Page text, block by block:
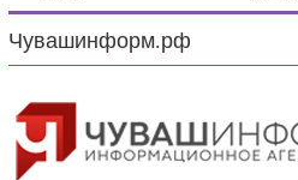
Чувашинформ.рф